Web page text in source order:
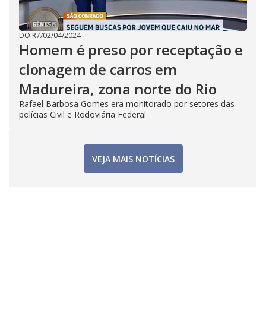
DO R7/02/04/2024
Homem é preso por receptação e
clonagem de carros em
Madureira, zona norte do Rio
Rafael Barbosa Gomes era monitorado por setores das
polícias Civil e Rodoviária Federal
VEJA MAIS NOTÍCIAS